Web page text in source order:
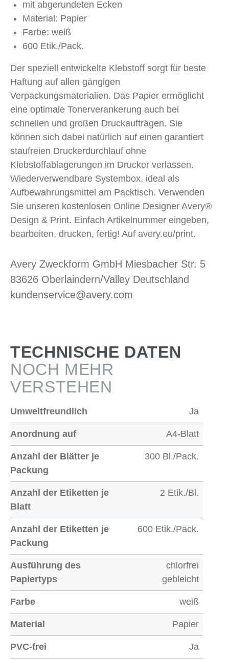
mit abgerundeten Ecken
Material: Papier
Farbe: weiß
600 Etik./Pack.
Der speziell entwickelte Klebstoff sorgt für beste
Haftung auf allen gängigen
Verpackungsmaterialien. Das Papier ermöglicht
eine optimale Tonerverankerung auch bei
schnellen und großen Druckaufträgen. Sie
können sich dabei natürlich auf einen garantiert
staufreien Druckerdurchlauf ohne
Klebstoffablagerungen im Drucker verlassen.
Wiederverwendbare Systembox, ideal als
Aufbewahrungsmittel am Packtisch. Verwenden
Sie unseren kostenlosen Online Designer Avery®
Design & Print. Einfach Artikelnummer eingeben,
bearbeiten, drucken, fertig! Auf avery.eu/print.
Avery Zweckform GmbH Miesbacher Str. 5
83626 Oberlaindern/Valley Deutschland
kundenservice@avery.com
TECHNISCHE DATEN
NOCH MEHR
VERSTEHEN
Umweltfreundlich Ja
Anordnung auf A4-Blatt
Anzahl der Blätter je
Packung
300 Bl./Pack.
Anzahl der Etiketten je
Blatt
2 Etik./Bl.
Anzahl der Etiketten je
Packung
600 Etik./Pack.
Ausführung des
Papiertyps
chlorfrei
gebleicht
Farbe weiß
Material Papier
PVC-frei Ja